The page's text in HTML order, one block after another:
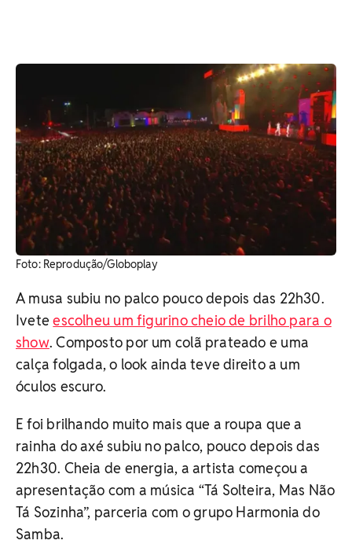
Foto: Reprodução/Globoplay
A musa subiu no palco pouco depois das 22h30.
Iveteescolheu um figurino cheio de brilho para o
show. Composto por um colã prateado e uma
calça folgada, o look ainda teve direito a um
óculos escuro.
E foi brilhando muito mais que a roupa que a
rainha do axé subiu no palco, pouco depois das
22h30. Cheia de energia, a artista começou a
apresentação com a música “Tá Solteira, Mas Não
Tá Sozinha”, parceria com o grupo Harmonia do
Samba.